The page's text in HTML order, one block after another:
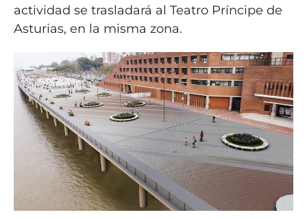
actividad se trasladará al Teatro Príncipe de
Asturias, en la misma zona.